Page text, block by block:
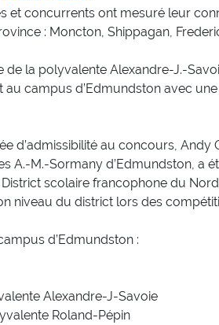
et concurrents ont mesuré leur
: Moncton, Shippagan,
de la polyvalente Alexandre-J.-
campus d’Edmundston avec
d’admissibilité au concours, Andy
A.-M.-Sormany d’Edmundston, a
scolaire francophone du
niveau du district lors des
d’Edmundston :
Alexandre-J-Savoie
Roland-Pépin